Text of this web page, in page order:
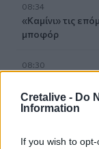
Cretalive - Do
Information
If you wish to
08:34
«Καμίνι» τις
μποφόρ
08:30
(βίντεο)
Φωτιά σε